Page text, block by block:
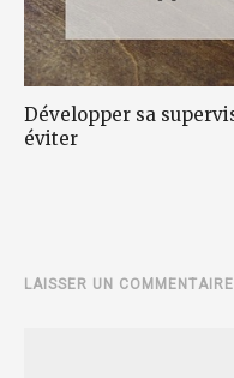
Développer sa
éviter
LAISSER UN COMMENTAIRE